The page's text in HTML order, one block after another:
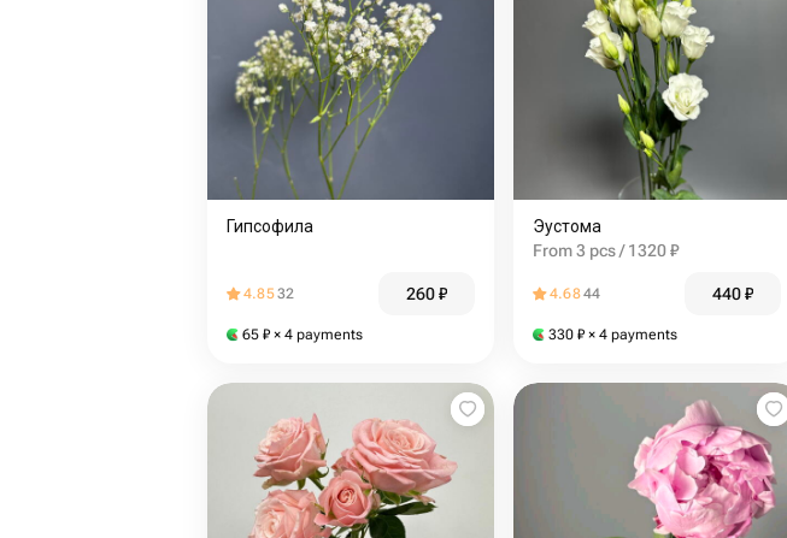
Гипсофила
4.8532 260₽
65 ₽ × 4 payments
Эустома
From 3 pcs / 1320 ₽
4.6844 440₽
330 ₽ × 4 payments